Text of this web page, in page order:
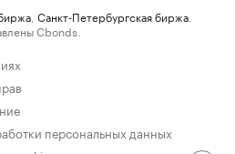
Санкт-Петербургская биржа
Cbonds.
персональных данных